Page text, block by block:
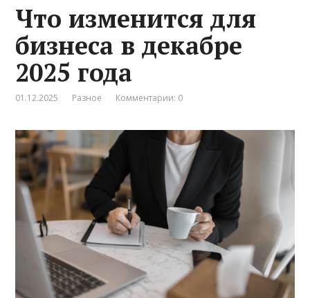
Что изменится для
бизнеса в декабре
2025 года
01.12.2025 Разное Комментарии: 0